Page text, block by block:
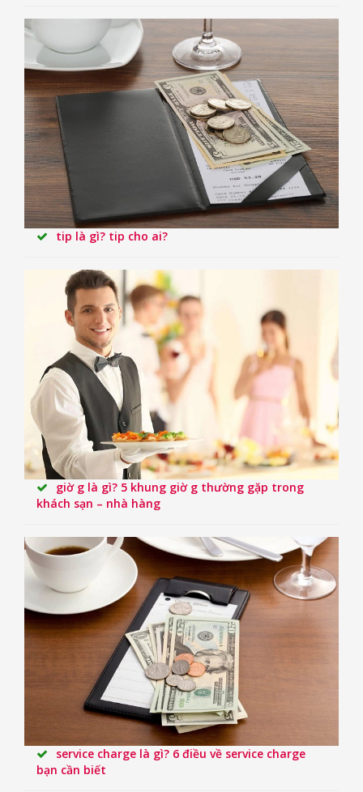
tip là gì? tip cho ai?
giờ g là gì? 5 khung giờ g thường gặp trong
khách sạn – nhà hàng
service charge là gì? 6 điều về service charge
bạn cần biết